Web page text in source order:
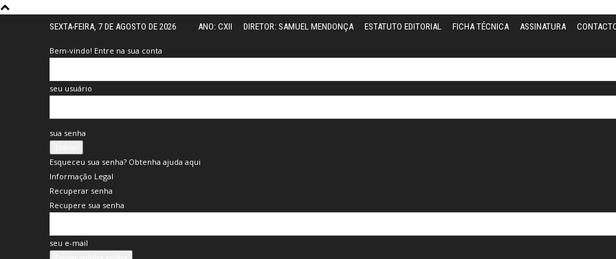
SEXTA-FEIRA, 7 DE AGOSTO DE 2026 ANO: CXII DIRETOR: SAMUEL MENDONÇA ESTATUTO EDITORIAL FICHA TÉCNICA ASSINATURA
Bem-vindo! Entre na sua conta
seu usuário
sua senha
Esqueceu sua senha? Obtenha ajuda aqui
Informação Legal
Recuperar senha
Recupere sua senha
seu e-mail